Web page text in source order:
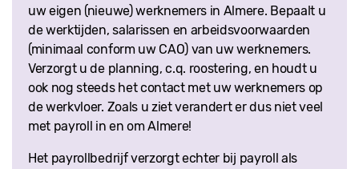
uw eigen (nieuwe) werknemers in Almere. Bepaalt u
de werktijden, salarissen en arbeidsvoorwaarden
(minimaal conform uw CAO) van uw werknemers.
Verzorgt u de planning, c.q. roostering, en houdt u
ook nog steeds het contact met uw werknemers op
de werkvloer. Zoals u ziet verandert er dus niet veel
met payroll in en om Almere!
Het payrollbedrijf verzorgt echter bij payroll als